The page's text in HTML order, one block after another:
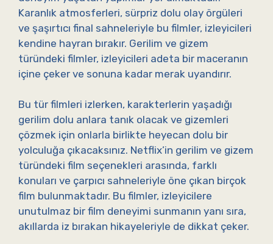
Karanlık atmosferleri, sürpriz dolu olay örgüleri
ve şaşırtıcı final sahneleriyle bu filmler, izleyicileri
kendine hayran bırakır. Gerilim ve gizem
türündeki filmler, izleyicileri adeta bir maceranın
içine çeker ve sonuna kadar merak uyandırır.
Bu tür filmleri izlerken, karakterlerin yaşadığı
gerilim dolu anlara tanık olacak ve gizemleri
çözmek için onlarla birlikte heyecan dolu bir
yolculuğa çıkacaksınız. Netflix’in gerilim ve gizem
türündeki film seçenekleri arasında, farklı
konuları ve çarpıcı sahneleriyle öne çıkan birçok
film bulunmaktadır. Bu filmler, izleyicilere
unutulmaz bir film deneyimi sunmanın yanı sıra,
akıllarda iz bırakan hikayeleriyle de dikkat çeker.